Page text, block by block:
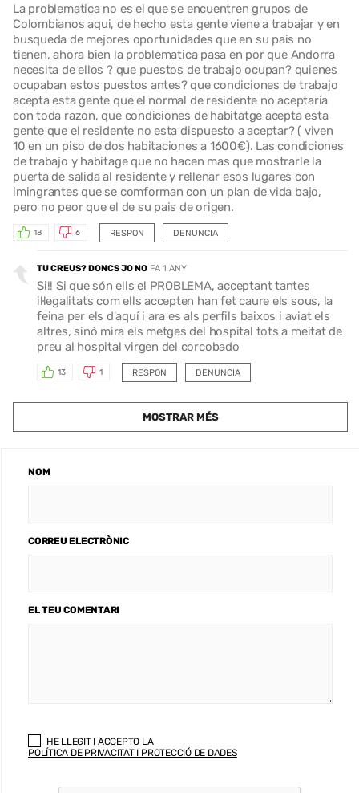
La problematica no es el que se encuentren grupos de
Colombianos aqui, de hecho esta gente viene a trabajar y en
busqueda de mejores oportunidades que en su pais no
tienen, ahora bien la problematica pasa en por que Andorra
necesita de ellos ? que puestos de trabajo ocupan? quienes
ocupaban estos puestos antes? que condiciones de trabajo
acepta esta gente que el normal de residente no aceptaria
con toda razon, que condiciones de habitatge acepta esta
gente que el residente no esta dispuesto a aceptar? ( viven
10 en un piso de dos habitaciones a 1600€). Las condiciones
de trabajo y habitage que no hacen mas que mostrarle la
puerta de salida al residente y rellenar esos lugares con
imingrantes que se comforman con un plan de vida bajo,
pero no peor que el de su pais de origen.
RESPON
18 6 DENUNCIA
TU CREUS? DONCS JO NO FA 1 ANY
Si!! Si que són ells el PROBLEMA, acceptant tantes
il·legalitats com ells accepten han fet caure els sous, la
feina per els d'aquí i ara es als perfils baixos i aviat els
altres, sinó mira els metges del hospital tots a meitat de
preu al hospital virgen del corcobado
RESPON
13 1 DENUNCIA
MOSTRAR MÉS
NOM
CORREU ELECTRÒNIC
EL TEU COMENTARI
HE LLEGIT I ACCEPTO LA
POLÍTICA DE PRIVACITAT I PROTECCIÓ DE DADES